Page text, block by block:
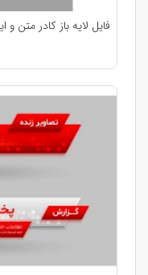
فایل لایه باز کادر متن